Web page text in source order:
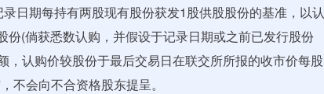
日期每持有两股现有股份获发1股供股股份的基准，以认
(倘获悉数认购，并假设于记录日期或之前已发行股份
认购价较股份于最后交易日在联交所所报的收市价每股
不会向不合资格股东提呈。